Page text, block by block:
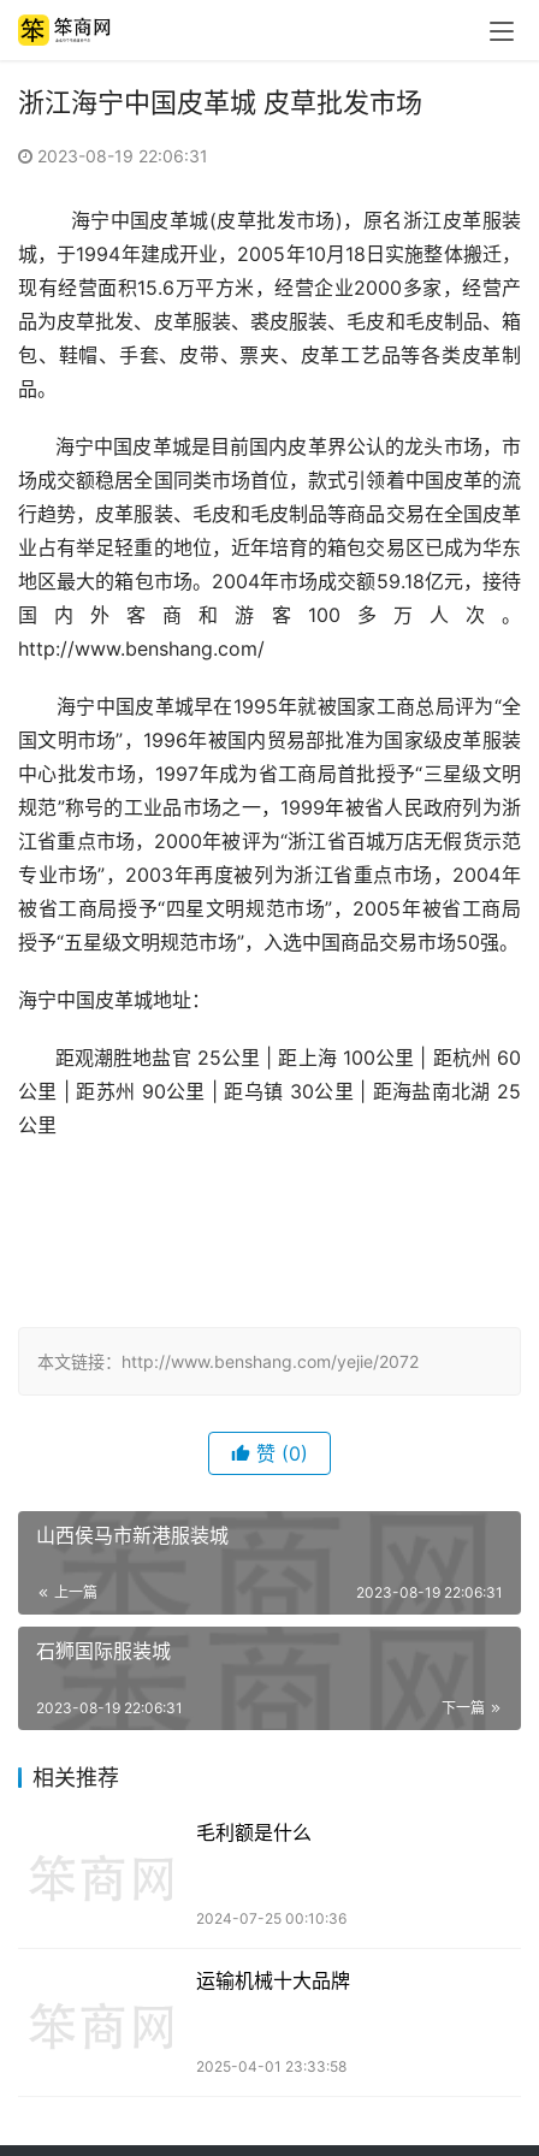
浙江海宁中国皮革城 皮草批发市场
2023-08-19 22:06:31
海宁中国皮革城(皮草批发市场) ，原名浙江皮革服装
城，于1994年建成开业，2005年10月18日实施整体搬迁，
现有经营面积15.6万平方米，经营企业2000多家，经营产
品为皮草批发、皮革服装、裘皮服装、毛皮和毛皮制品、箱
包、鞋帽、手套、皮带、票夹、皮革工艺品等各类皮革制
品。
海宁中国皮革城是目前国内皮革界公认的龙头市场，市
场成交额稳居全国同类市场首位，款式引领着中国皮革的流
行趋势，皮革服装、毛皮和毛皮制品等商品交易在全国皮革
业占有举足轻重的地位，近年培育的箱包交易区已成为华东
地区最大的箱包市场。2004年市场成交额59.18亿元，接待
国内外客商和游客100多万人次。
http://www.benshang.com/
海宁中国皮革城早在1995年就被国家工商总局评为“全
国文明市场”，1996年被国内贸易部批准为国家级皮革服装
中心批发市场，1997年成为省工商局首批授予“三星级文明
规范”称号的工业品市场之一，1999年被省人民政府列为浙
江省重点市场，2000年被评为“浙江省百城万店无假货示范
专业市场”，2003年再度被列为浙江省重点市场，2004年
被省工商局授予“四星文明规范市场”，2005年被省工商局
授予“五星级文明规范市场”，入选中国商品交易市场50强。
海宁中国皮革城地址：
距观潮胜地盐官 25公里 | 距上海 100公里 | 距杭州 60
公里 | 距苏州 90公里 | 距乌镇 30公里 | 距海盐南北湖 25
公里
本文链接：http://www.benshang.com/yejie/2072
赞 (0)
山西侯马市新港服装城
上一篇 2023-08-19 22:06:31
石狮国际服装城
下一篇
2023-08-19 22:06:31
相关推荐
毛利额是什么
2024-07-25 00:10:36
运输机械十大品牌
2025-04-01 23:33:58